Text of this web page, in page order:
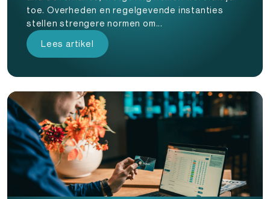
toe. Overheden en regelgevende instanties
stellen strengere normen om...
Lees artikel